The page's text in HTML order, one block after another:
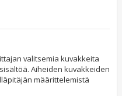
valitsemia kuvakkeita
Aiheiden kuvakkeiden
määrittelemistä